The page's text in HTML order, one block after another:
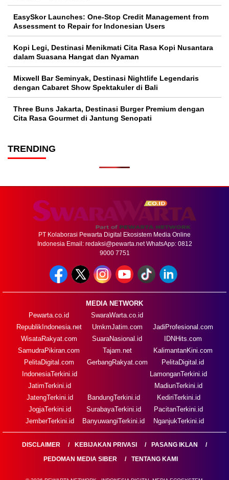
EasySkor Launches: One-Stop Credit Management from
Assessment to Repair for Indonesian Users
Kopi Legi, Destinasi Menikmati Cita Rasa Kopi Nusantara
dalam Suasana Hangat dan Nyaman
Mixwell Bar Seminyak, Destinasi Nightlife Legendaris
dengan Cabaret Show Spektakuler di Bali
Three Buns Jakarta, Destinasi Burger Premium dengan
Cita Rasa Gourmet di Jantung Senopati
TRENDING
PT Kolaborasi Pewarta Digital Ekosistem Media Online
Indonesia Email: redaksi@pewarta.netWhatsApp: 0812
9000 7751
MEDIA NETWORK
Pewarta.co.id
RepublikIndonesia.net
WisataRakyat.com
SamudraPikiran.com
PelitaDigital.com
SwaraWarta.co.id
UmkmJatim.com
SuaraNasional.id
Tajam.net
GerbangRakyat.com
JadiProfesional.com
IDNHits.com
KalimantanKini.com
PelitaDigital.id
IndonesiaTerkini.id
JatimTerkini.id
JatengTerkini.id
JogjaTerkini.id
JemberTerkini.id
BandungTerkini.id
SurabayaTerkini.id
BanyuwangiTerkini.id
LamonganTerkini.id
MadiunTerkini.id
KediriTerkini.id
PacitanTerkini.id
NganjukTerkini.id
DISCLAIMER KEBIJAKAN PRIVASI
PASANG IKLAN
PEDOMAN MEDIA SIBER
TENTANG KAMI